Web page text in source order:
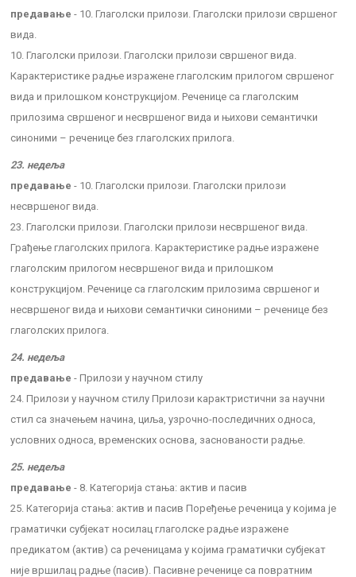
предавање - 10. Глаголски прилози. Глаголски прилози свршеног
вида.
10. Глаголски прилози. Глаголски прилози свршеног вида.
Карактеристике радње изражене глаголским прилогом свршеног
вида и прилошком конструкцијом. Реченице са глаголским
прилозима свршеног и несвршеног вида и њихови семантички
синоними – реченице без глаголских прилога.
23. недеља
предавање - 10. Глаголски прилози. Глаголски прилози
несвршеног вида.
23. Глаголски прилози. Глаголски прилози несвршеног вида.
Грађење глаголских прилога. Карактеристике радње изражене
глаголским прилогом несвршеног вида и прилошком
конструкцијом. Реченице са глаголским прилозима свршеног и
несвршеног вида и њихови семантички синоними – реченице без
глаголских прилога.
24. недеља
предавање - Прилози у научном стилу
24. Прилози у научном стилу Прилози карактристични за научни
стил са значењем начина, циља, узрочно-последичних односа,
условних односа, временских основа, заснованости радње.
25. недеља
предавање - 8. Категорија стања: актив и пасив
25. Категорија стања: актив и пасив Поређење реченица у којима је
граматички субјекат носилац глаголске радње изражене
предикатом (актив) са реченицама у којима граматички субјекат
није вршилац радње (пасив). Пасивне реченице са повратним